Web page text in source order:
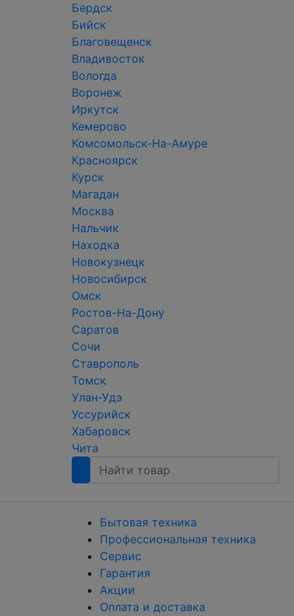
Бердск
Бийск
Благовещенск
Владивосток
Вологда
Воронеж
Иркутск
Кемерово
Комсомольск-На-Амуре
Красноярск
Курск
Магадан
Москва
Нальчик
Находка
Новокузнецк
Новосибирск
Омск
Ростов-На-Дону
Саратов
Сочи
Ставрополь
Томск
Улан-Удэ
Уссурийск
Хабаровск
Чита
Бытовая техника
Профессиональная техника
Сервис
Гарантия
Акции
Оплата и доставка